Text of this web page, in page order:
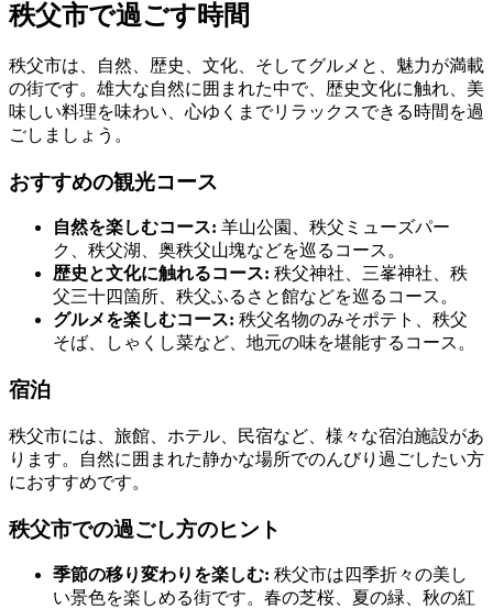
秩父市で過ごす時間
秩父市は、自然、歴史、文化、そしてグルメと、魅力が満載
の街です。雄大な自然に囲まれた中で、歴史文化に触れ、美
味しい料理を味わい、心ゆくまでリラックスできる時間を過
ごしましょう。
おすすめの観光コース
自然を楽しむコース: 羊山公園、秩父ミューズパー
ク、秩父湖、奥秩父山塊などを巡るコース。
歴史と文化に触れるコース: 秩父神社、三峯神社、秩
父三十四箇所、秩父ふるさと館などを巡るコース。
グルメを楽しむコース: 秩父名物のみそポテト、秩父
そば、しゃくし菜など、地元の味を堪能するコース。
宿泊
秩父市には、旅館、ホテル、民宿など、様々な宿泊施設があ
ります。自然に囲まれた静かな場所でのんびり過ごしたい方
におすすめです。
秩父市での過ごし方のヒント
季節の移り変わりを楽しむ: 秩父市は四季折々の美し
い景色を楽しめる街です。春の芝桜、夏の緑、秋の紅